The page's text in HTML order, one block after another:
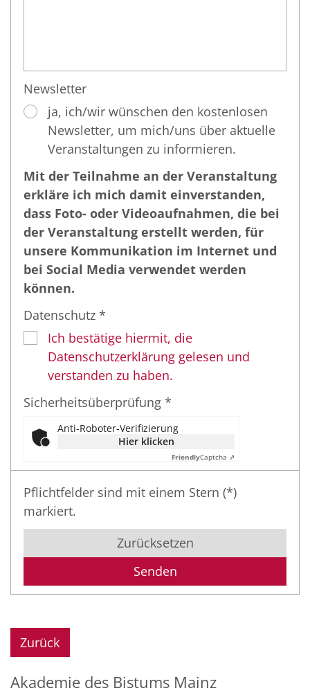
Newsletter
ja, ich/wir wünschen den kostenlosen
Newsletter, um mich/uns über aktuelle
Veranstaltungen zu informieren.
Mit der Teilnahme an der Veranstaltung
erkläre ich mich damit einverstanden,
dass Foto- oder Videoaufnahmen, die bei
der Veranstaltung erstellt werden, für
unsere Kommunikation im Internet und
bei Social Media verwendet werden
können.
Datenschutz *
Ich bestätige hiermit, die
Datenschutzerklärung gelesen und
verstanden zu haben.
Sicherheitsüberprüfung *
Anti-Roboter-Verifizierung
Hier klicken
FriendlyCaptcha ⇗
Pflichtfelder sind mit einem Stern (*)
markiert.
Zurücksetzen
Zurück
Akademie des Bistums Mainz